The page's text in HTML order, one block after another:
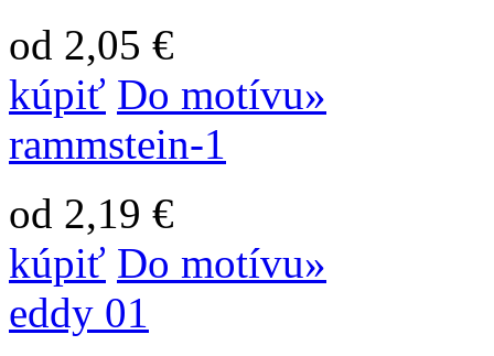
od 2,05 €
kúpiť Do motívu»
rammstein-1
od 2,19 €
kúpiť Do motívu»
eddy 01